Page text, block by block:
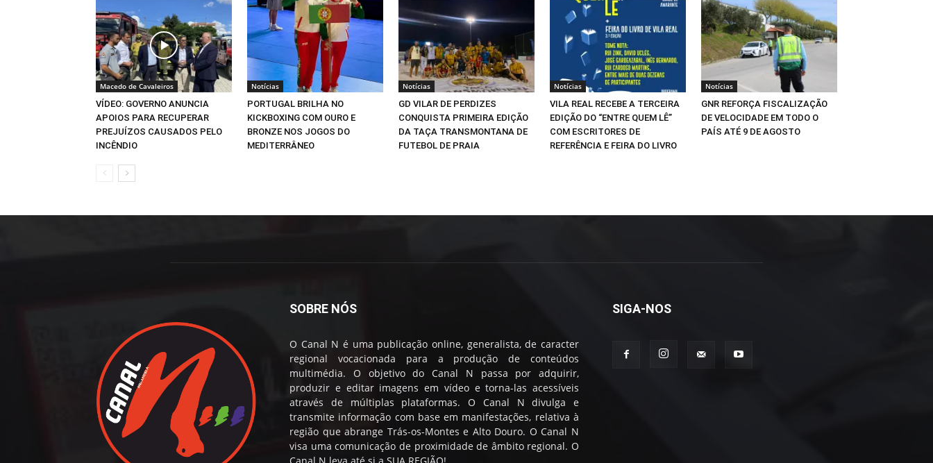
Macedo de Cavaleiros
VÍDEO: GOVERNO ANUNCIA
APOIOS PARA RECUPERAR
PREJUÍZOS CAUSADOS PELO
INCÊNDIO
Notícias
PORTUGAL BRILHA NO
KICKBOXING COM OURO E
BRONZE NOS JOGOS DO
MEDITERRÂNEO
Notícias
GD VILAR DE PERDIZES
CONQUISTA PRIMEIRA EDIÇÃO
DA TAÇA TRANSMONTANA DE
FUTEBOL DE PRAIA
Notícias
VILA REAL RECEBE A TERCEIRA
EDIÇÃO DO “ENTRE QUEM LÊ”
COM ESCRITORES DE
REFERÊNCIA E FEIRA DO LIVRO
Notícias
GNR REFORÇA FISCALIZAÇÃO
DE VELOCIDADE EM TODO O
PAÍS ATÉ 9 DE AGOSTO
SOBRE NÓS
O Canal N é uma publicação online, generalista, de caracter
regional vocacionada para a produção de conteúdos
multimédia. O objetivo do Canal N passa por adquirir,
produzir e editar imagens em vídeo e torna-las acessíveis
através de múltiplas plataformas. O Canal N divulga e
transmite informação com base em manifestações, relativa à
região que abrange Trás-os-Montes e Alto Douro. O Canal N
visa uma comunicação de proximidade de âmbito regional. O
SIGA-NOS